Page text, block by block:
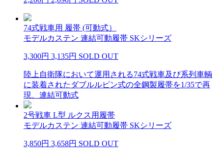
74式戦車用 履帯 (可動式）
モデルカステン 連結可動履帯 SKシリーズ
3,300円 3,135円 SOLD OUT
陸上自衛隊において運用される74式戦車及び系列車輌
に装着されたダブルルピン式の全鋼製履帯を1/35で再
現、連結可動式
2号戦車 L型 ルクス用履帯
モデルカステン 連結可動履帯 SKシリーズ
3,850円 3,658円 SOLD OUT